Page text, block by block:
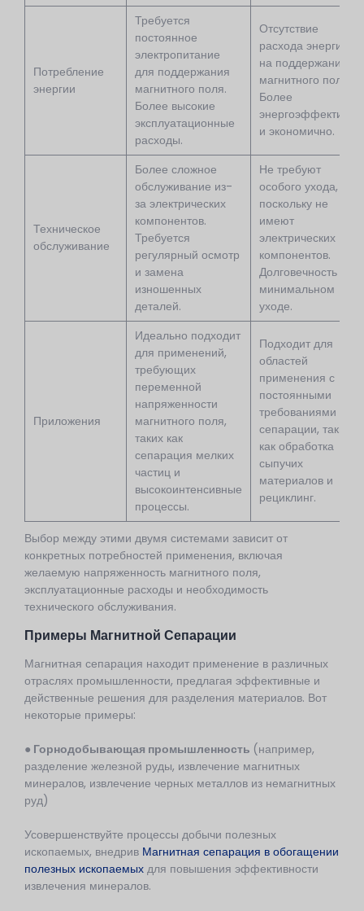
Потребление
энергии
Требуется
постоянное
электропитание
для поддержания
магнитного поля.
Более высокие
эксплуатационные
расходы.
Отсутствие
расхода энергии
на поддержание
магнитного поля.
Более
энергоэффективно
и экономично.
Техническое
обслуживание
Более сложное
обслуживание из-
за электрических
компонентов.
Требуется
регулярный осмотр
и замена
изношенных
деталей.
Не требуют
особого ухода,
поскольку не
имеют
электрических
компонентов.
Долговечность при
минимальном
уходе.
Приложения
Идеально подходит
для применений,
требующих
переменной
напряженности
магнитного поля,
таких как
сепарация мелких
частиц и
высокоинтенсивные
процессы.
Подходит для
областей
применения с
постоянными
требованиями к
сепарации, таких
как обработка
сыпучих
материалов и
рециклинг.
Выбор между этими двумя системами зависит от
конкретных потребностей применения, включая
желаемую напряженность магнитного поля,
эксплуатационные расходы и необходимость
технического обслуживания.
Примеры Магнитной Сепарации
Магнитная сепарация находит применение в различных
отраслях промышленности, предлагая эффективные и
действенные решения для разделения материалов. Вот
некоторые примеры:
● Горнодобывающая промышленность (например,
разделение железной руды, извлечение магнитных
минералов, извлечение черных металлов из немагнитных
руд)
Усовершенствуйте процессы добычи полезных
ископаемых, внедрив Магнитная сепарация в обогащении
полезных ископаемых для повышения эффективности
извлечения минералов.